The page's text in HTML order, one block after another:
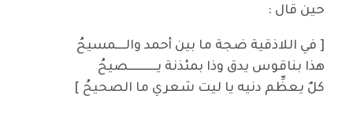
حين قال :
[ في اللاذقية ضجة ما بين أحمد والــــمسيحُ
هذا بناقوس يدق وذا بمئذنة يــــــــــــصيحُ
كلٌ يعظِّم دنيه يا ليت شعري ما الصحيحُ ]